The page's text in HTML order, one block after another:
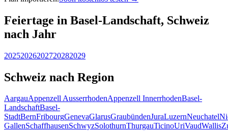
Feiertage in Basel-Landschaft, Schweiz
nach Jahr
20252026202720282029
Schweiz nach Region
AargauAppenzell AusserrhodenAppenzell InnerrhodenBasel-
LandschaftBasel-
StadtBernFribourgGenevaGlarusGraubündenJuraLuzernNeuchatel
GallenSchaffhausenSchwyzSolothurnThurgauTicinoUriVaudWallis